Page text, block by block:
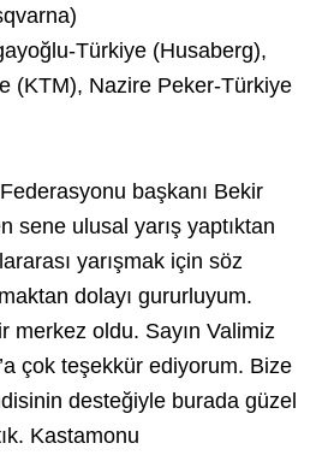
Türkiye (Husaberg),
(KTM), Nazire Peker-Türkiye
başkanı Bekir
sene ulusal yarış yaptıktan
yarışmak için söz
dolayı gururluyum.
merkez oldu. Sayın Valimiz
çok teşekkür ediyorum. Bize
desteğiyle burada güzel
Kastamonu